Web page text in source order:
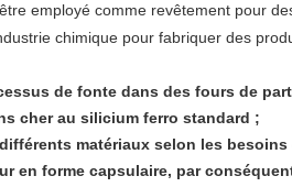
employé comme revêtement pour
chimique pour fabriquer des
de fonte dans des fours de
cher au silicium ferro standard ;
matériaux selon les
en forme capsulaire, par